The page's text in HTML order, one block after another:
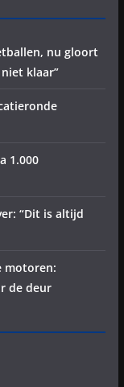
nu gloort
klaar”
1.000
“Dit is altijd
motoren:
de deur